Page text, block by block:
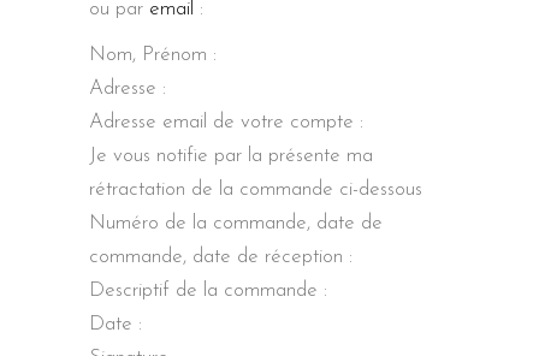
ou par email :
Nom, Prénom :
Adresse :
Adresse email de votre compte :
Je vous notifie par la présente ma
rétractation de la commande ci-dessous
Numéro de la commande, date de
commande, date de réception :
Descriptif de la commande :
Date :